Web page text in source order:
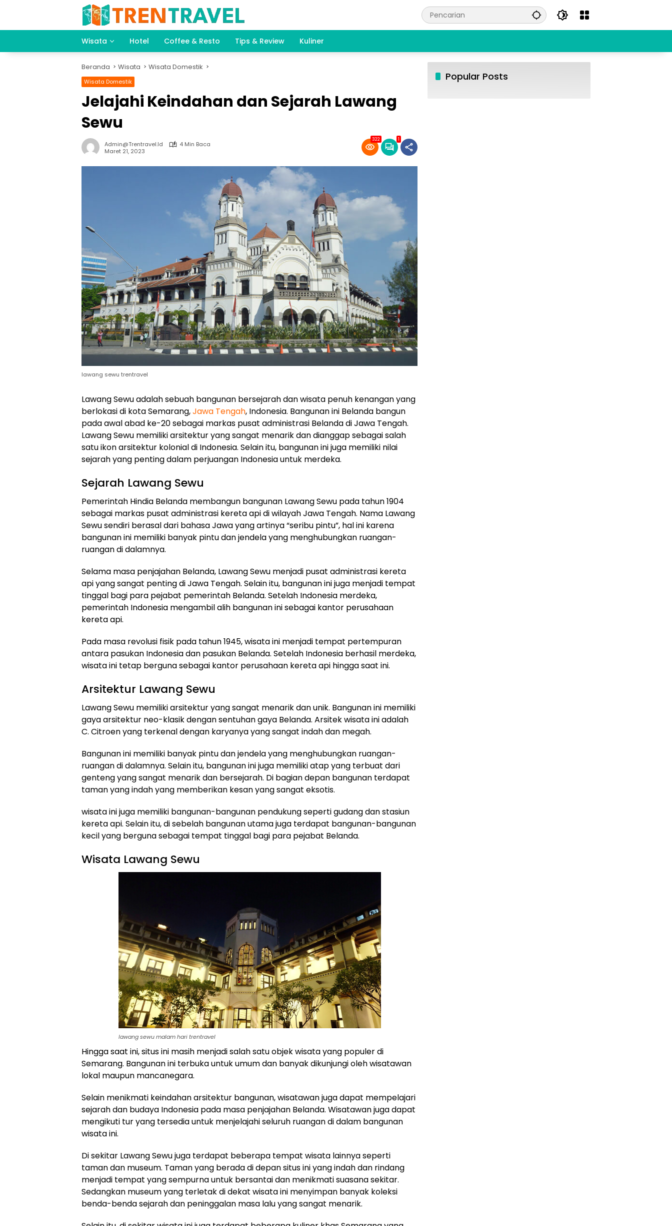
Wisata
Hotel Coffee & Resto Tips & Review Kuliner
Beranda Wisata Wisata Domestik
Wisata Domestik
Jelajahi Keindahan dan Sejarah Lawang
Sewu
Admin@trentravel.id
4 Min Baca
Maret 21, 2023
322 1
lawang sewu trentravel
Lawang Sewu adalah sebuah bangunan bersejarah dan wisata penuh kenangan yang
berlokasi di kota Semarang,Jawa Tengah, Indonesia. Bangunan ini Belanda bangun
pada awal abad ke-20 sebagai markas pusat administrasi Belanda di Jawa Tengah.
Lawang Sewu memiliki arsitektur yang sangat menarik dan dianggap sebagai salah
satu ikon arsitektur kolonial di Indonesia. Selain itu, bangunan ini juga memiliki nilai
sejarah yang penting dalam perjuangan Indonesia untuk merdeka.
Sejarah Lawang Sewu
Pemerintah Hindia Belanda membangun bangunan Lawang Sewu pada tahun 1904
sebagai markas pusat administrasi kereta api di wilayah Jawa Tengah. Nama Lawang
Sewu sendiri berasal dari bahasa Jawa yang artinya “seribu pintu”, hal ini karena
bangunan ini memiliki banyak pintu dan jendela yang menghubungkan ruangan-
ruangan di dalamnya.
Selama masa penjajahan Belanda, Lawang Sewu menjadi pusat administrasi kereta
api yang sangat penting di Jawa Tengah. Selain itu, bangunan ini juga menjadi tempat
tinggal bagi para pejabat pemerintah Belanda. Setelah Indonesia merdeka,
pemerintah Indonesia mengambil alih bangunan ini sebagai kantor perusahaan
kereta api.
Pada masa revolusi fisik pada tahun 1945, wisata ini menjadi tempat pertempuran
antara pasukan Indonesia dan pasukan Belanda. Setelah Indonesia berhasil merdeka,
wisata ini tetap berguna sebagai kantor perusahaan kereta api hingga saat ini.
Arsitektur Lawang Sewu
Lawang Sewu memiliki arsitektur yang sangat menarik dan unik. Bangunan ini memiliki
gaya arsitektur neo-klasik dengan sentuhan gaya Belanda. Arsitek wisata ini adalah
C. Citroen yang terkenal dengan karyanya yang sangat indah dan megah.
Bangunan ini memiliki banyak pintu dan jendela yang menghubungkan ruangan-
ruangan di dalamnya. Selain itu, bangunan ini juga memiliki atap yang terbuat dari
genteng yang sangat menarik dan bersejarah. Di bagian depan bangunan terdapat
taman yang indah yang memberikan kesan yang sangat eksotis.
wisata ini juga memiliki bangunan-bangunan pendukung seperti gudang dan stasiun
kereta api. Selain itu, di sebelah bangunan utama juga terdapat bangunan-bangunan
kecil yang berguna sebagai tempat tinggal bagi para pejabat Belanda.
Wisata Lawang Sewu
lawang sewu malam hari trentravel
Hingga saat ini, situs ini masih menjadi salah satu objek wisata yang populer di
Semarang. Bangunan ini terbuka untuk umum dan banyak dikunjungi oleh wisatawan
lokal maupun mancanegara.
Selain menikmati keindahan arsitektur bangunan, wisatawan juga dapat mempelajari
sejarah dan budaya Indonesia pada masa penjajahan Belanda. Wisatawan juga dapat
mengikuti tur yang tersedia untuk menjelajahi seluruh ruangan di dalam bangunan
wisata ini.
Di sekitar Lawang Sewu juga terdapat beberapa tempat wisata lainnya seperti
taman dan museum. Taman yang berada di depan situs ini yang indah dan rindang
menjadi tempat yang sempurna untuk bersantai dan menikmati suasana sekitar.
Sedangkan museum yang terletak di dekat wisata ini menyimpan banyak koleksi
benda-benda sejarah dan peninggalan masa lalu yang sangat menarik.
Popular Posts